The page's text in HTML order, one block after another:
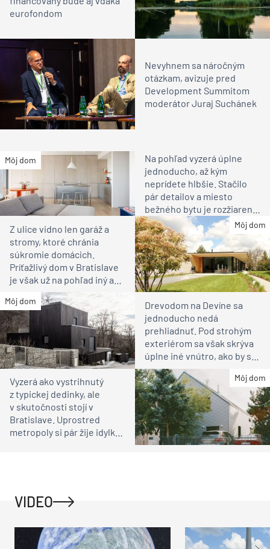
eurofondom
Nevyhnem sa náročným
otázkam, avizuje pred
Development Summitom
moderátor Juraj Suchánek
Môj dom
Na pohľad vyzerá úplne
jednoducho, až kým
neprídete hlbšie. Stačilo
pár detailov a miesto
bežného bytu je rozžiarené
bývanie pre rodinu
Môj dom
Z ulice vidno len garáž a
stromy, ktoré chránia
súkromie domácich.
Príťažlivý dom v Bratislave
je však už na pohľad iný ako
susedia
Môj dom
Drevodom na Devíne sa
jednoducho nedá
prehliadnuť. Pod strohým
exteriérom sa však skrýva
úplne iné vnútro, ako by ste
čakali
Môj dom
Vyzerá ako vystrihnutý
z typickej dedinky, ale
v skutočnosti stojí v
Bratislave. Uprostred
metropoly si pár žije idylku
VIDEO